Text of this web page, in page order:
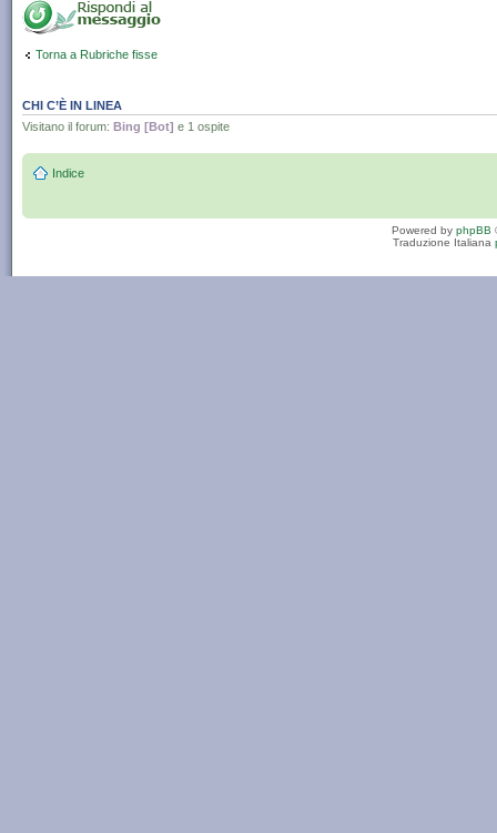
Torna a Rubriche fisse
CHI C’È IN LINEA
Visitano il forum: Bing [Bot] e 1 ospite
Indice
Powered by phpBB
Traduzione Italiana